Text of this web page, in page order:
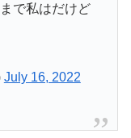
で私はだけど
July 16, 2022